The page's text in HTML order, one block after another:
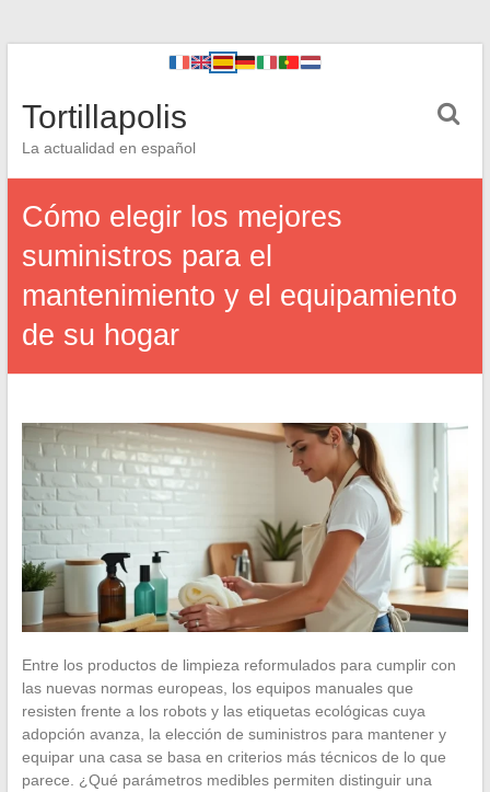
Tortillapolis
La actualidad en español
Cómo elegir los mejores
suministros para el
mantenimiento y el equipamiento
de su hogar
Entre los productos de limpieza reformulados para cumplir con
las nuevas normas europeas, los equipos manuales que
resisten frente a los robots y las etiquetas ecológicas cuya
adopción avanza, la elección de suministros para mantener y
equipar una casa se basa en criterios más técnicos de lo que
parece. ¿Qué parámetros medibles permiten distinguir una